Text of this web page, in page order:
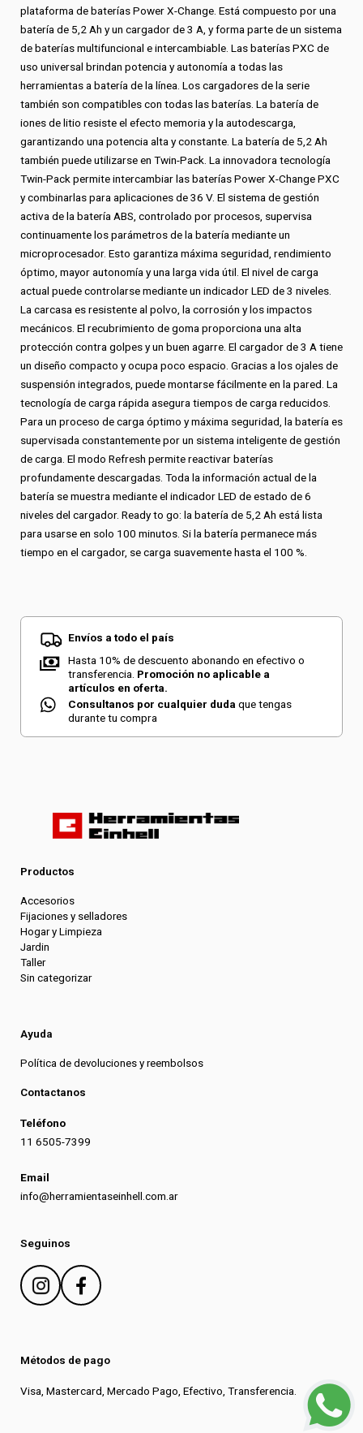
plataforma de baterías Power X-Change. Está compuesto por una
batería de 5,2 Ah y un cargador de 3 A, y forma parte de un sistema
de baterías multifuncional e intercambiable. Las baterías PXC de
uso universal brindan potencia y autonomía a todas las
herramientas a batería de la línea. Los cargadores de la serie
también son compatibles con todas las baterías. La batería de
iones de litio resiste el efecto memoria y la autodescarga,
garantizando una potencia alta y constante. La batería de 5,2 Ah
también puede utilizarse en Twin-Pack. La innovadora tecnología
Twin-Pack permite intercambiar las baterías Power X-Change PXC
y combinarlas para aplicaciones de 36 V. El sistema de gestión
activa de la batería ABS, controlado por procesos, supervisa
continuamente los parámetros de la batería mediante un
microprocesador. Esto garantiza máxima seguridad, rendimiento
óptimo, mayor autonomía y una larga vida útil. El nivel de carga
actual puede controlarse mediante un indicador LED de 3 niveles.
La carcasa es resistente al polvo, la corrosión y los impactos
mecánicos. El recubrimiento de goma proporciona una alta
protección contra golpes y un buen agarre. El cargador de 3 A tiene
un diseño compacto y ocupa poco espacio. Gracias a los ojales de
suspensión integrados, puede montarse fácilmente en la pared. La
tecnología de carga rápida asegura tiempos de carga reducidos.
Para un proceso de carga óptimo y máxima seguridad, la batería es
supervisada constantemente por un sistema inteligente de gestión
de carga. El modo Refresh permite reactivar baterías
profundamente descargadas. Toda la información actual de la
batería se muestra mediante el indicador LED de estado de 6
niveles del cargador. Ready to go: la batería de 5,2 Ah está lista
para usarse en solo 100 minutos. Si la batería permanece más
tiempo en el cargador, se carga suavemente hasta el 100 %.
Envíos a todo el país
Hasta 10% de descuento abonando en efectivo o
transferencia. Promoción no aplicable a
artículos en oferta.
Consultanos por cualquier duda que tengas
durante tu compra
Productos
Accesorios
Fijaciones y selladores
Hogar y Limpieza
Jardin
Taller
Sin categorizar
Ayuda
Política de devoluciones y reembolsos
Contactanos
Teléfono
11 6505-7399
Email
info@herramientaseinhell.com.ar
Seguinos
Métodos de pago
Visa, Mastercard, Mercado Pago, Efectivo, Transferencia.